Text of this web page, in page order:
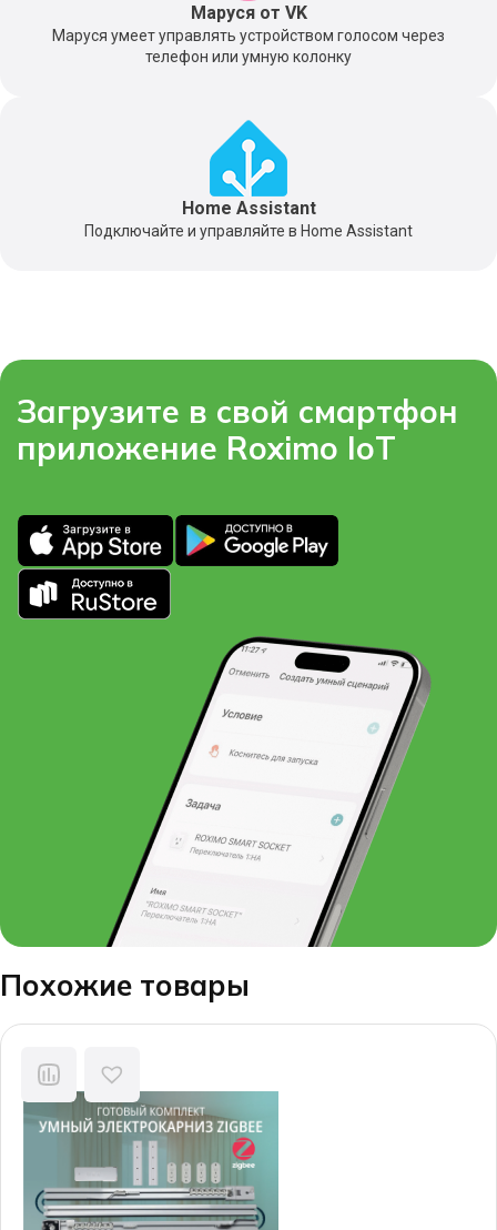
Маруся от VK
Маруся умеет управлять устройством голосом через
телефон или умную колонку
Home Assistant
Подключайте и управляйте в Home Assistant
Загрузите в свой смартфон
приложение Roximo IoT
Похожие товары